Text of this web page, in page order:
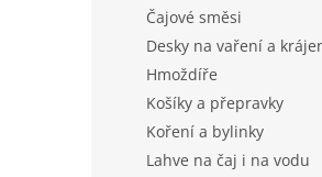
Čajové směsi
Desky na vaření a
Hmoždíře
Košíky a přepravky
Koření a bylinky
Lahve na čaj i na vodu